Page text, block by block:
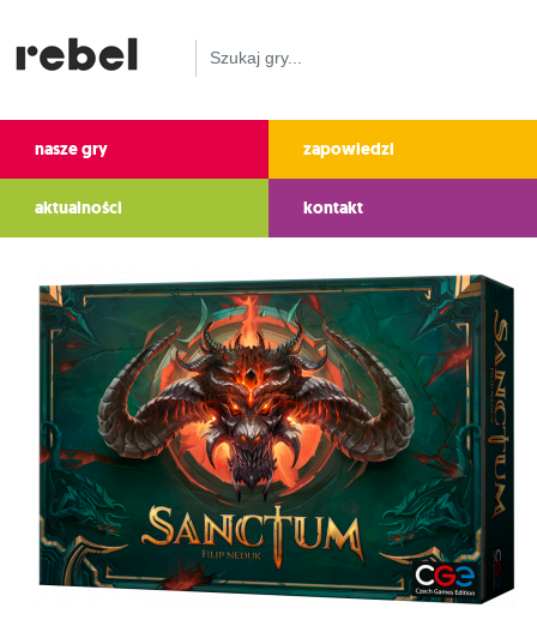
nasze gry zapowiedzi
aktualności kontakt